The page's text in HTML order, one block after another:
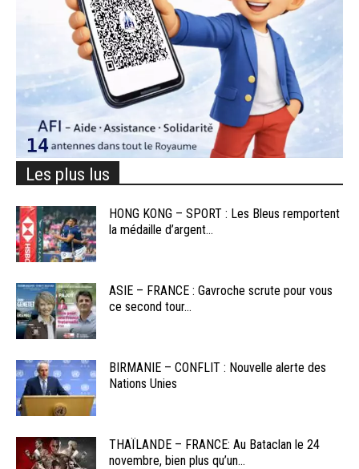
Les plus lus
HONG KONG – SPORT : Les Bleus remportent
la médaille d’argent...
ASIE – FRANCE : Gavroche scrute pour vous
ce second tour...
BIRMANIE – CONFLIT : Nouvelle alerte des
Nations Unies
THAÏLANDE – FRANCE: Au Bataclan le 24
novembre, bien plus qu’un...